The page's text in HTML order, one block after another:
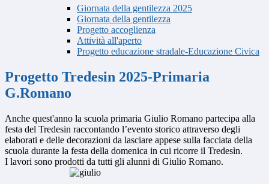
Giornata della gentilezza 2025
Giornata della gentilezza
Progetto accoglienza
Attività all'aperto
Progetto educazione stradale-Educazione Civica
Progetto Tredesin 2025-Primaria
G.Romano
Anche quest'anno la scuola primaria Giulio Romano partecipa alla
festa del Tredesin raccontando l’evento storico attraverso degli
elaborati e delle decorazioni da lasciare appese sulla facciata della
scuola durante la festa della domenica in cui ricorre il Tredesìn.
I lavori sono prodotti da tutti gli alunni di Giulio Romano.